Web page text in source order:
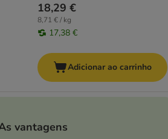
18,29 €
8,71 € / kg
17,38 €
Adicionar ao carrinho
vantagens